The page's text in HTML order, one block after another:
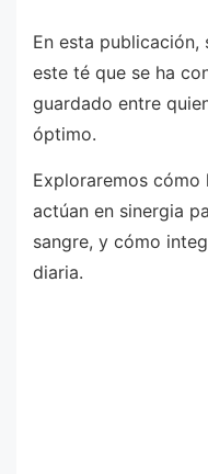
En esta publicación,
este té que se ha
guardado entre
óptimo.
Exploraremos
actúan en sinergia
sangre, y cómo
diaria.